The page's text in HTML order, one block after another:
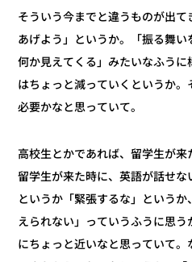
そういう今までと違うものが出
あげよう」というか。「振る舞い
何か見えてくる」みたいなふう
はちょっと減っていくというか
必要かなと思っていて。
高校生とかであれば、留学生が来
留学生が来た時に、英語が話せな
というか「緊張するな」という
えられない」っていうふうに思
にちょっと近いなと思っていて